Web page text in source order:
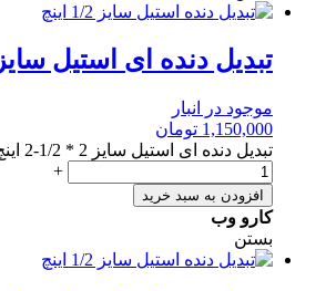
تبدیل دنده ای استیل سایز 2 * 1/2-2 اینچ
موجود در انبار
1,150,000 تومان
تبدیل دنده ای استیل سایز 2 * 1/2-2 اینچ عدد
+
افزودن به سبد خرید
کارو وب
بستن